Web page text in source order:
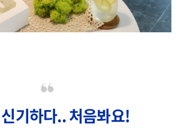
기하다.. 처음봐요!